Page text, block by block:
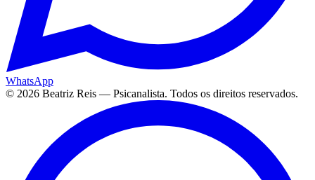
WhatsApp
© 2026 Beatriz Reis — Psicanalista. Todos os direitos reservados.